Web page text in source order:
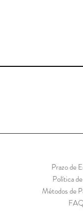
Prazo de
Política
Métodos de